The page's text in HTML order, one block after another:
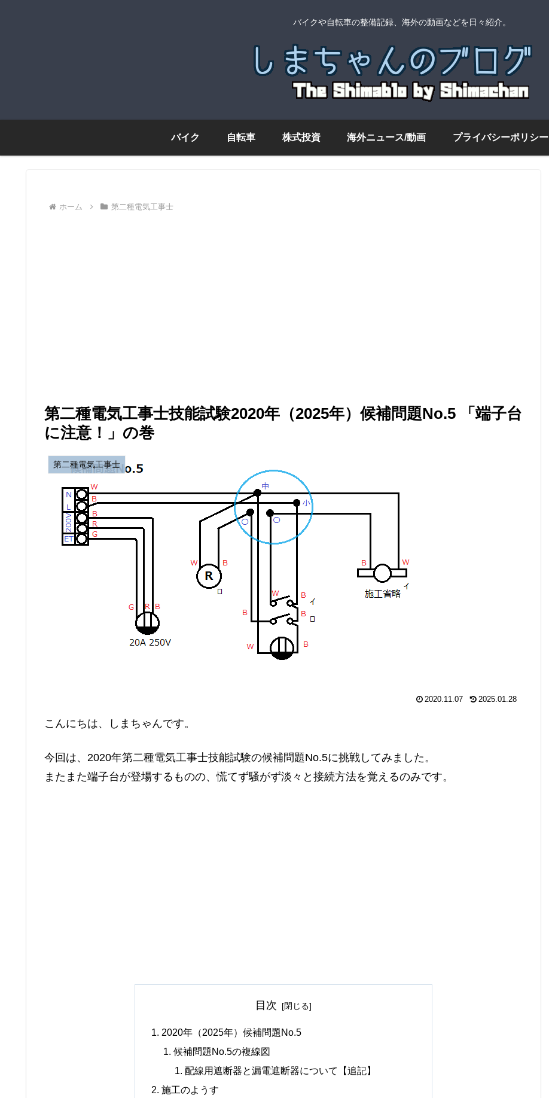
バイクや自転車の整備記録、海外の動画などを日々紹介。
バイク 自転車 株式投資 海外ニュース/動画 プライバシーポリシー
ホーム 第二種電気工事士
第二種電気工事士技能試験2020年（2025年）候補問題No.5 「端子台
に注意！」の巻
第二種電気工事士
2020.11.07 2025.01.28
こんにちは、しまちゃんです。
今回は、2020年第二種電気工事士技能試験の候補問題No.5に挑戦してみました。
またまた端子台が登場するものの、慌てず騒がず淡々と接続方法を覚えるのみです。
目次
2020年（2025年）候補問題No.5
候補問題No.5の複線図
配線用遮断器と漏電遮断器について【追記】
施工のようす